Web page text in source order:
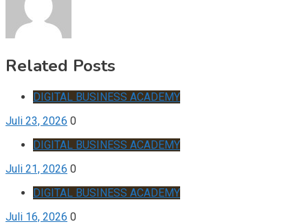
Related Posts
DIGITAL BUSINESS ACADEMY
Juli 23, 2026 0
DIGITAL BUSINESS ACADEMY
Juli 21, 2026 0
DIGITAL BUSINESS ACADEMY
Juli 16, 2026 0